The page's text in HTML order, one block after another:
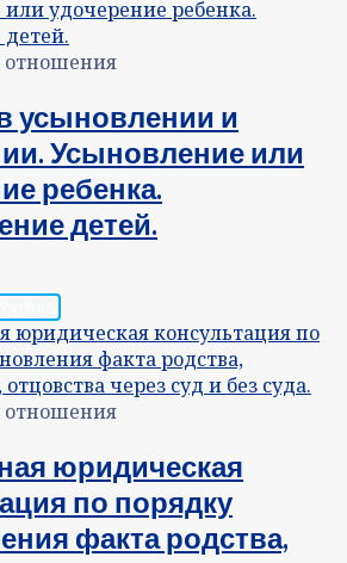
отношения
усыновлении и
Усыновление или
ребенка.
детей.
отношения
юридическая
по порядку
факта родства,